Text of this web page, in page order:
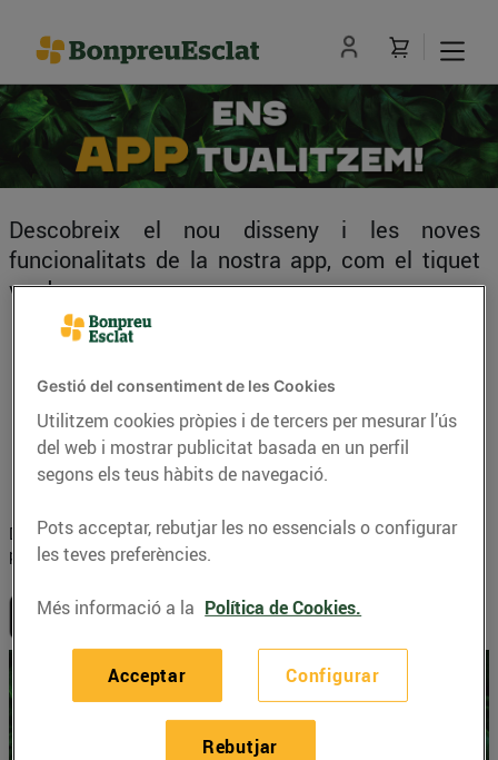
Descobreix el nou disseny i les noves
funcionalitats de la nostra app, com el tiquet
verd.
El tiquet verd és una nova funcionalitat de
A través de l’app podràs veure els teus
tiquets online a l’app.
Evitem entregar-te tiquets en paper i ens
ajudes a tenir cura del planeta!
Descarrega-te-la i gaudeix de tots els seus avantatges! Disponible
per aiOSiAndroid:
Gestió del consentiment de les Cookies
Utilitzem cookies pròpies i de tercers per mesurar l’ús
del web i mostrar publicitat basada en un perfil
segons els teus hàbits de navegació.
Pots acceptar, rebutjar les no essencials o configurar
les teves preferències.
Més informació a la Política de Cookies.
Configurar
Rebutjar
Acceptar